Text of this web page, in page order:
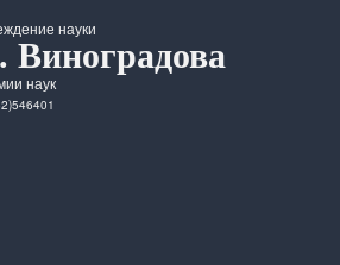
науки
наук